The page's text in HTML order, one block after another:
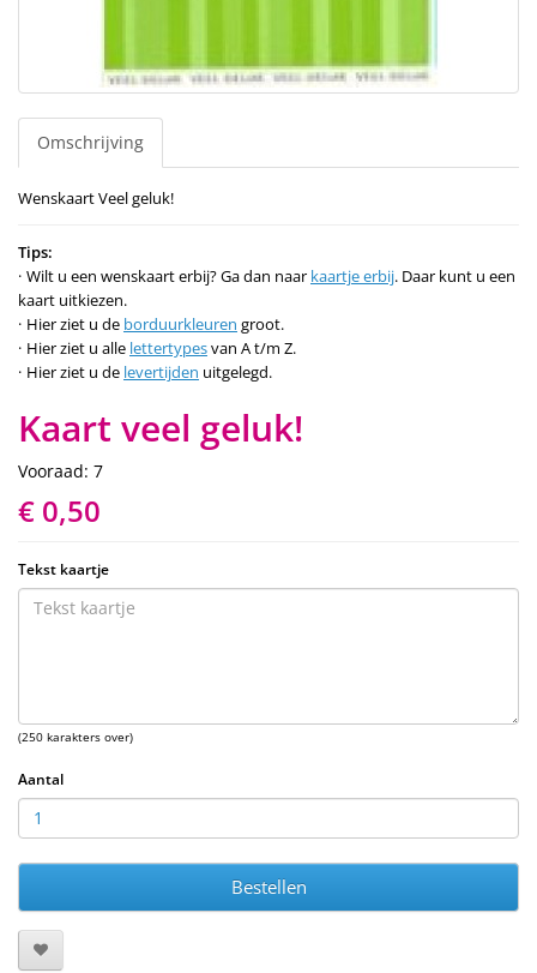
Omschrijving
Wenskaart Veel geluk!
Tips:
Wilt u een wenskaart erbij? Ga dan naar kaartje erbij. Daar kunt u een
kaart uitkiezen.
Hier ziet u de borduurkleuren groot.
Hier ziet u alle lettertypesvan A t/m Z.
Hier ziet u de levertijden uitgelegd.
Kaart veel geluk!
Vooraad: 7
€ 0,50
Tekst kaartje
(250 karakters over)
Aantal
Bestellen